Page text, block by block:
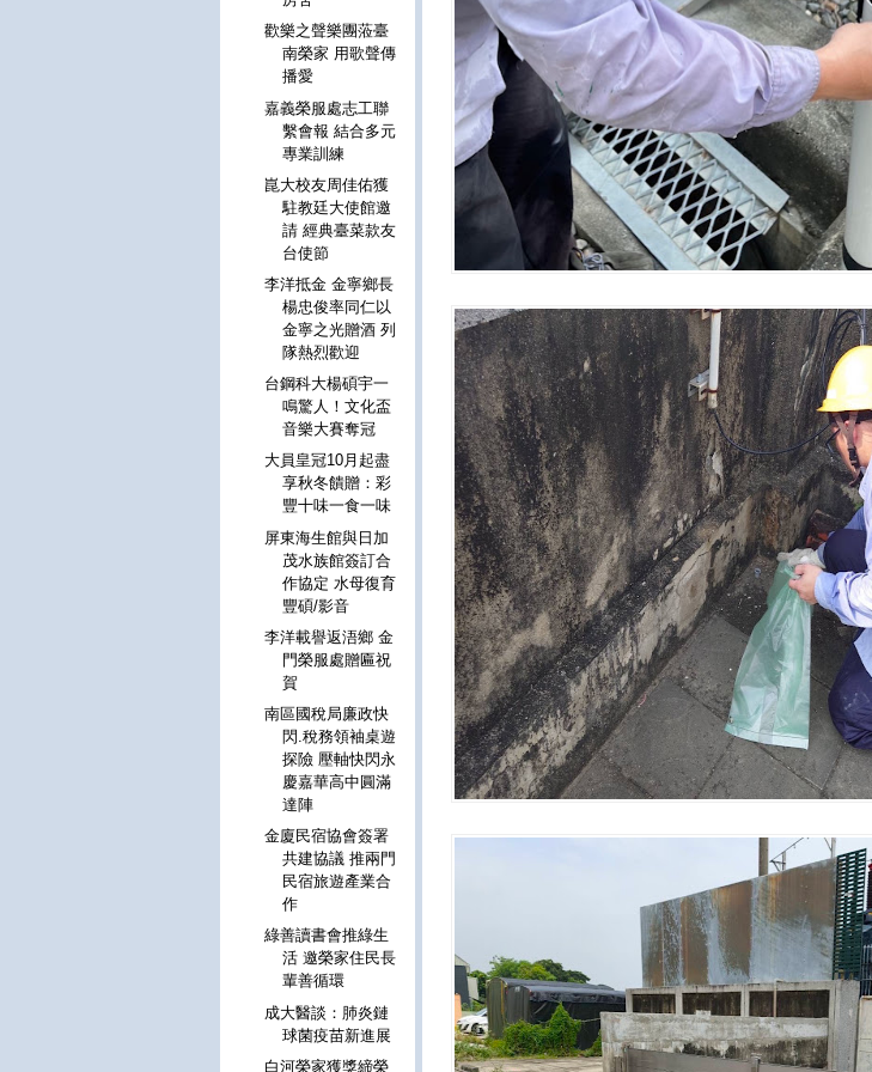
歡樂之聲樂團蒞臺
南榮家 用歌聲傳
播愛
嘉義榮服處志工聯
繫會報 結合多元
專業訓練
崑大校友周佳佑獲
駐教廷大使館邀
請 經典臺菜款友
台使節
李洋抵金 金寧鄉長
楊忠俊率同仁以
金寧之光贈酒 列
隊熱烈歡迎
台鋼科大楊碩宇一
鳴驚人！文化盃
音樂大賽奪冠
大員皇冠10月起盡
享秋冬饋贈：彩
豐十味一食一味
屏東海生館與日加
茂水族館簽訂合
作協定 水母復育
豐碩/影音
李洋載譽返浯鄉 金
門榮服處贈匾祝
賀
南區國稅局廉政快
閃.稅務領袖桌遊
探險 壓軸快閃永
慶嘉華高中圓滿
達陣
金廈民宿協會簽署
共建協議 推兩門
民宿旅遊產業合
作
綠善讀書會推綠生
活 邀榮家住民長
輩善循環
成大醫談：肺炎鏈
球菌疫苗新進展
白河榮家獲獎締榮